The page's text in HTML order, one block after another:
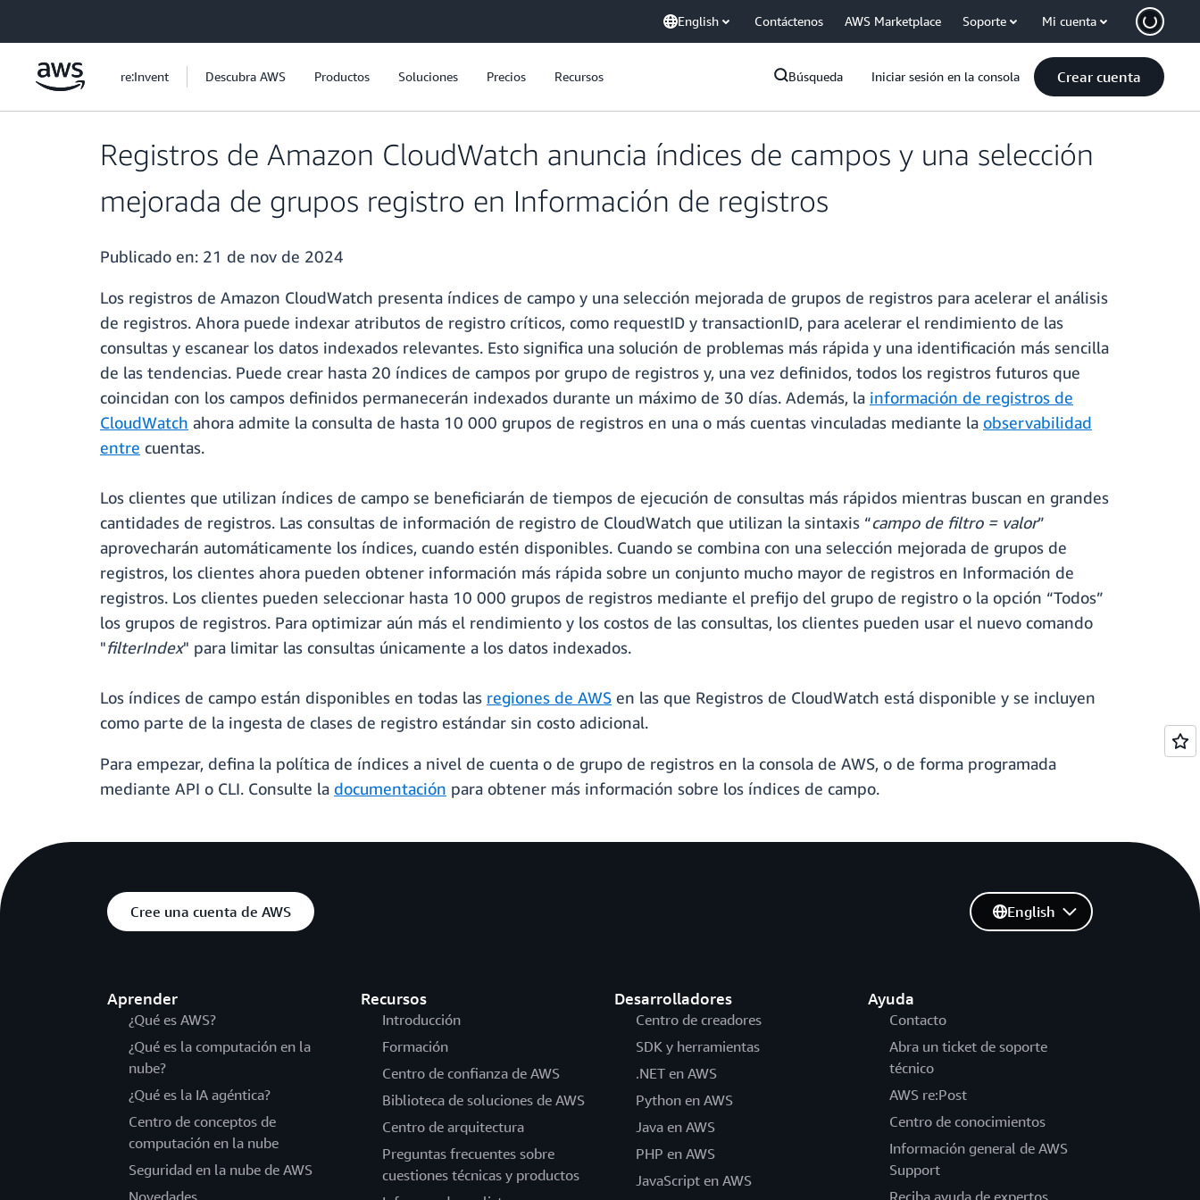
English Contáctenos AWS Marketplace Soporte Mi cuenta
re:Invent Descubra AWS Productos Soluciones Precios Recursos Búsqueda Iniciar sesión en la consola Crear cuenta
Registros de Amazon CloudWatch anuncia índices de campos y una selección
mejorada de grupos registro en Información de registros
Publicado en: 21 de nov de 2024
Los registros de Amazon CloudWatch presenta índices de campo y una selección mejorada de grupos de registros para acelerar el análisis
de registros. Ahora puede indexar atributos de registro críticos, como requestID y transactionID, para acelerar el rendimiento de las
consultas y escanear los datos indexados relevantes. Esto significa una solución de problemas más rápida y una identificación más sencilla
de las tendencias. Puede crear hasta 20 índices de campos por grupo de registros y, una vez definidos, todos los registros futuros que
coincidan con los campos definidos permanecerán indexados durante un máximo de 30 días. Además, la información de registros de
CloudWatch ahora admite la consulta de hasta 10 000 grupos de registros en una o más cuentas vinculadas mediante la observabilidad
entre cuentas.
Los clientes que utilizan índices de campo se beneficiarán de tiempos de ejecución de consultas más rápidos mientras buscan en grandes
cantidades de registros. Las consultas de información de registro de CloudWatch que utilizan la sintaxis “campo de filtro = valor”
aprovecharán automáticamente los índices, cuando estén disponibles. Cuando se combina con una selección mejorada de grupos de
registros, los clientes ahora pueden obtener información más rápida sobre un conjunto mucho mayor de registros en Información de
registros. Los clientes pueden seleccionar hasta 10 000 grupos de registros mediante el prefijo del grupo de registro o la opción “Todos”
los grupos de registros. Para optimizar aún más el rendimiento y los costos de las consultas, los clientes pueden usar el nuevo comando
"filterIndex" para limitar las consultas únicamente a los datos indexados.
Los índices de campo están disponibles en todas las regiones de AWS en las que Registros de CloudWatch está disponible y se incluyen
como parte de la ingesta de clases de registro estándar sin costo adicional.
Para empezar, defina la política de índices a nivel de cuenta o de grupo de registros en la consola de AWS, o de forma programada
mediante API o CLI. Consulte la documentación para obtener más información sobre los índices de campo.
Cree una cuenta de AWS
Aprender
¿Qué es AWS?
¿Qué es la computación en la
nube?
¿Qué es la IA agéntica?
Centro de conceptos de
computación en la nube
Seguridad en la nube de AWS
Recursos
Introducción
Formación
Centro de confianza de AWS
Biblioteca de soluciones de AWS
Centro de arquitectura
Preguntas frecuentes sobre
cuestiones técnicas y productos
Desarrolladores
Centro de creadores
SDK y herramientas
.NET en AWS
Python en AWS
Java en AWS
PHP en AWS
JavaScript en AWS
Ayuda
Contacto
Abra un ticket de soporte
técnico
AWS re:Post
Centro de conocimientos
Información general de AWS
Support
English